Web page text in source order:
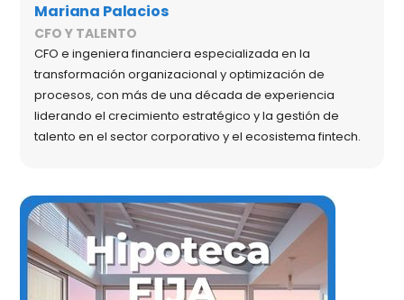
Mariana Palacios
CFO Y TALENTO
CFO e ingeniera financiera especializada en la
transformación organizacional y optimización de
procesos, con más de una década de experiencia
liderando el crecimiento estratégico y la gestión de
talento en el sector corporativo y el ecosistema fintech.